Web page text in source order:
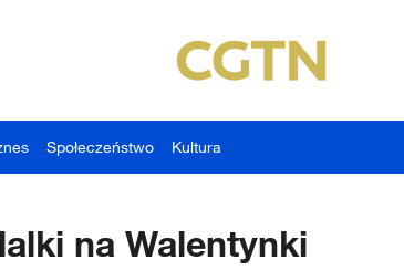
Społeczeństwo Kultura
na Walentynki